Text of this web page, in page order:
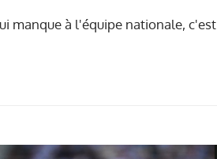
manque à l'équipe nationale, c'est